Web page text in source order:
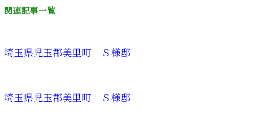
関連記事一覧
埼玉県児玉郡美里町 Ｓ様邸
埼玉県児玉郡美里町 Ｓ様邸